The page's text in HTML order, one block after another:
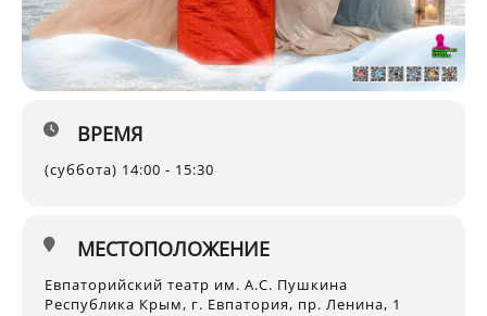
ВРЕМЯ
(суббота) 14:00 - 15:30
МЕСТОПОЛОЖЕНИЕ
Евпаторийский театр им. А.С. Пушкина
Республика Крым, г. Евпатория, пр. Ленина, 1